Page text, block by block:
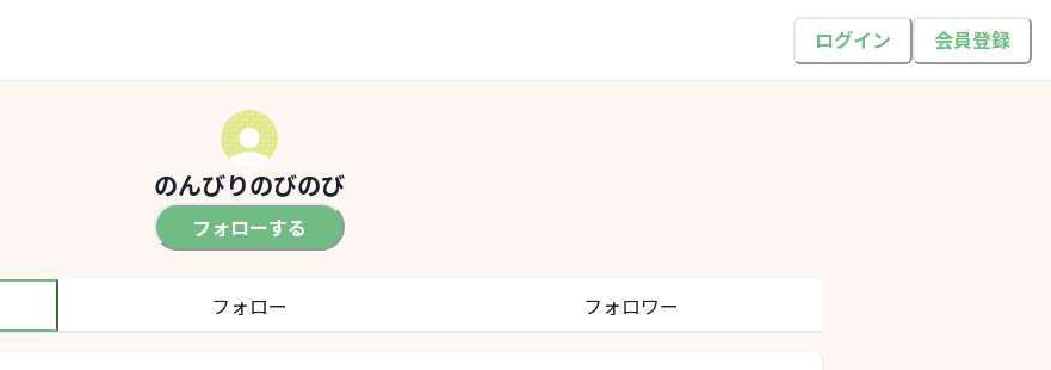
ログイン 会員登録
のんびりのびのび
フォローする
フォロー フォロワー